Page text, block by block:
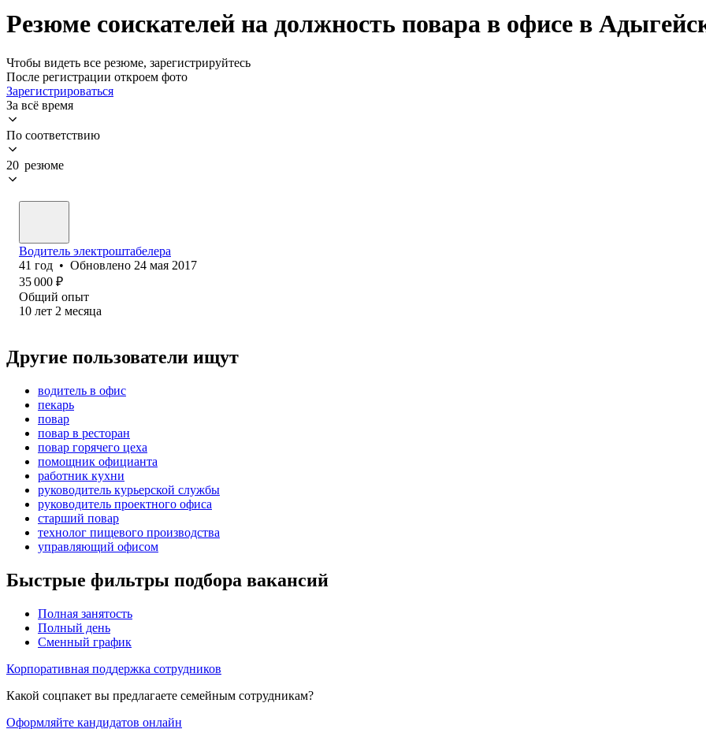
Резюме соискателей на должность повара в офисе в
Чтобы видеть все резюме, зарегистрируйтесь
После регистрации откроем фото
Зарегистрироваться
За всё время
По соответствию
20 резюме
Водитель электроштабелера
41 год • Обновлено 24 мая 2017
35 000 ₽
Общий опыт
10 лет 2 месяца
Другие пользователи ищут
водитель в офис
пекарь
повар
повар в ресторан
повар горячего цеха
помощник официанта
работник кухни
руководитель курьерской службы
руководитель проектного офиса
старший повар
технолог пищевого производства
управляющий офисом
Быстрые фильтры подбора вакансий
Полная занятость
Полный день
Сменный график
Корпоративная поддержка сотрудников
Какой соцпакет вы предлагаете семейным сотрудникам?
Оформляйте кандидатов онлайн